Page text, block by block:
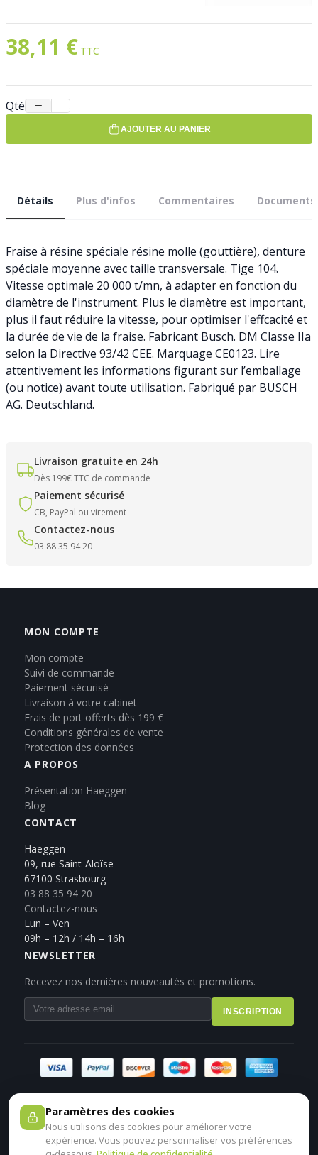
38,11 €
Qté −
AJOUTER AU PANIER
Détails Plus d'infos Commentaires Documents
Fraise à résine spéciale résine molle (gouttière), denture
spéciale moyenne avec taille transversale. Tige 104.
Vitesse optimale 20 000 t/mn, à adapter en fonction du
diamètre de l'instrument. Plus le diamètre est important,
plus il faut réduire la vitesse, pour optimiser l'effcacité et
la durée de vie de la fraise. Fabricant Busch. DM Classe IIa
selon la Directive 93/42 CEE. Marquage CE0123. Lire
attentivement les informations figurant sur l’emballage
(ou notice) avant toute utilisation. Fabriqué par BUSCH
AG. Deutschland.
Livraison gratuite en 24h
Dès 199€ TTC de commande
Paiement sécurisé
CB, PayPal ou virement
Contactez-nous
03 88 35 94 20
MON COMPTE
Mon compte
Suivi de commande
Paiement sécurisé
Livraison à votre cabinet
Frais de port offerts dès 199 €
Conditions générales de vente
Protection des données
A PROPOS
Présentation Haeggen
Blog
CONTACT
Haeggen
09, rue Saint-Aloïse
67100 Strasbourg
03 88 35 94 20
Contactez-nous
Lun – Ven
09h – 12h / 14h – 16h
NEWSLETTER
Recevez nos dernières nouveautés et promotions.
INSCRIPTION
Paramètres des cookies
Nous utilisons des cookies pour améliorer votre
expérience. Vous pouvez personnaliser vos préférences